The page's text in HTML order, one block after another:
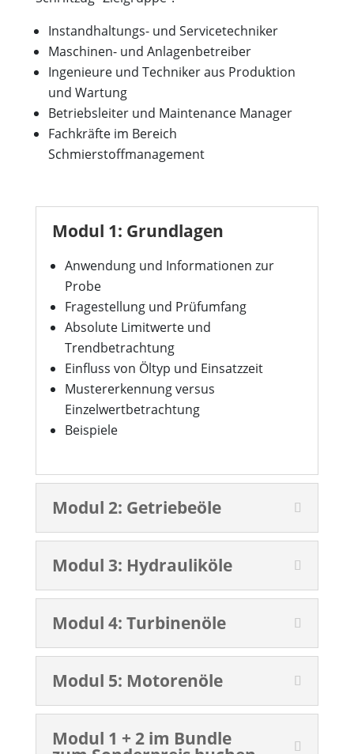
Instandhaltungs- und Servicetechniker
Maschinen- und Anlagenbetreiber
Ingenieure und Techniker aus Produktion
und Wartung
Betriebsleiter und Maintenance Manager
Fachkräfte im Bereich
Schmierstoffmanagement
Modul 1: Grundlagen
Anwendung und Informationen zur
Probe
Fragestellung und Prüfumfang
Absolute Limitwerte und
Trendbetrachtung
Einfluss von Öltyp und Einsatzzeit
Mustererkennung versus
Einzelwertbetrachtung
Beispiele
Modul 2: Getriebeöle
Modul 3: Hydrauliköle
Modul 4: Turbinenöle
Modul 5: Motorenöle
Modul 1 + 2 im Bundle